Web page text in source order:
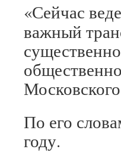
«Сейчас
важный
По его
году.